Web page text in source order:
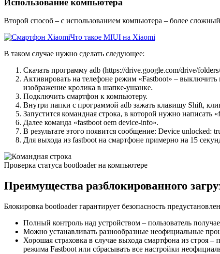
Второй способ – с использованием компьютера – более
Что такое MIUI на Xiaomi
В таком случае нужно сделать следующее:
Скачать программу adb (https://drive.google.com/drive/
Активировать на телефоне режим «Fastboot» – выключить
изображение кролика в шапке-ушанке.
Подключить смартфон к компьютеру.
Внутри папки с программой adb зажать клавишу Shift,
Запустится командная строка, в которой нужно написать
Далее команда «fastboot oem device-info».
В результате этого появится сообщение: Device unlocked:
Для выхода из fastboot на смартфоне примерно на 15
Проверка статуса bootloader на компьютере
Преимущества разблокированного
Блокировка bootloader гарантирует безопасность
Полный контроль над устройством – пользователь
Можно устанавливать разнообразные неофициальные
Хорошая страховка в случае выхода смартфона из строя
режима Fastboot или сбрасывать все настройки